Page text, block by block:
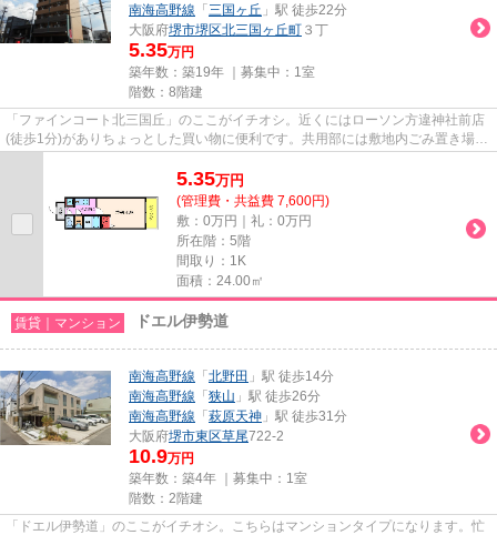
南海高野線 「 三国ヶ丘 」駅 徒歩22分
大阪府堺市堺区北三国ヶ丘町 ３丁
5.35万円
築年数：築19年 ｜募集中： 1室
階数：8階建
「ファインコート北三国丘」のここがイチオシ。近くにはローソン方違神社前店
(徒歩1分)がありちょっとした買い物に便利です。共用部には敷地内ごみ置き場・
5.35万円
(管理費・共益費 7,600円)
敷：0万円｜礼：0万円
所在階：5階
間取り：1K
面積：24.00㎡
賃貸｜マンション ドエル伊勢道
南海高野線 「 北野田 」駅 徒歩14分
南海高野線 「 狭山 」駅 徒歩26分
南海高野線 「 萩原天神 」駅 徒歩31分
大阪府堺市東区草尾722-2
10.9万円
築年数：築4年 ｜募集中： 1室
階数：2階建
「ドエル伊勢道」のここがイチオシ。こちらはマンションタイプになります。忙